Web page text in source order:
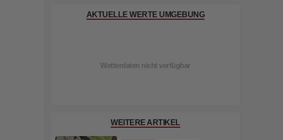
AKTUELLE WERTE UMGEBUNG
Wetterdaten nicht verfügbar
WEITERE ARTIKEL